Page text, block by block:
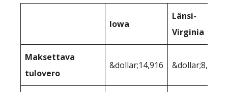
Iowa
Länsi-
Virginia
Maksettava
tulovero
&dollar;14,916 &dollar;8,623